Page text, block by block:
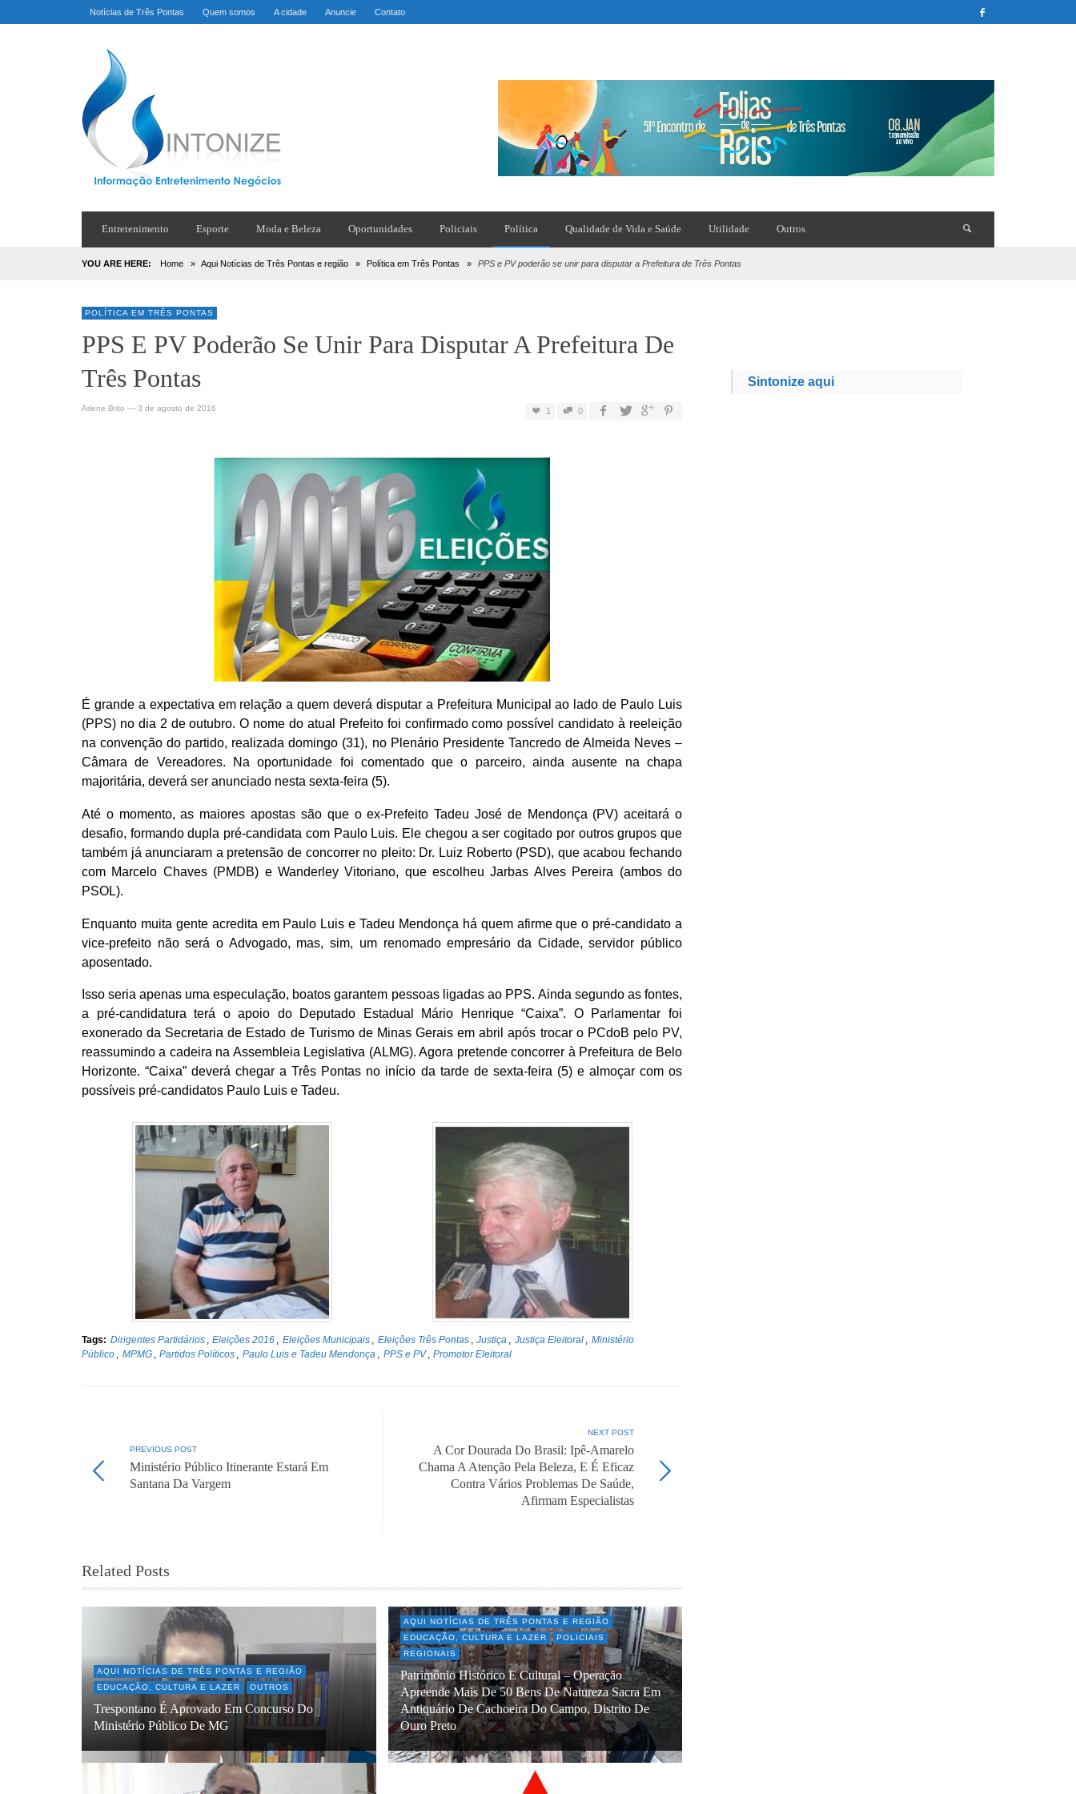
Notícias de Três Pontas Quem somos A cidade Anuncie Contato
Entretenimento Esporte Moda e Beleza Oportunidades Policiais Política Qualidade de Vida e Saúde Utilidade Outros
YOU ARE HERE: Home » Aqui Notícias de Três Pontas e região » Política em Três Pontas » PPS e PV poderão se unir para disputar a Prefeitura de Três Pontas
POLÍTICA EM TRÊS PONTAS
PPS E PV Poderão Se Unir Para Disputar A Prefeitura De
Três Pontas
Arlene Brito — 3 de agosto de 2016 1 0
É grande a expectativa em relação a quem deverá disputar a Prefeitura Municipal ao lado de Paulo Luis
(PPS) no dia 2 de outubro. O nome do atual Prefeito foi confirmado como possível candidato à reeleição
na convenção do partido, realizada domingo (31), no Plenário Presidente Tancredo de Almeida Neves –
Câmara de Vereadores. Na oportunidade foi comentado que o parceiro, ainda ausente na chapa
majoritária, deverá ser anunciado nesta sexta-feira (5).
Até o momento, as maiores apostas são que o ex-Prefeito Tadeu José de Mendonça (PV) aceitará o
desafio, formando dupla pré-candidata com Paulo Luis. Ele chegou a ser cogitado por outros grupos que
também já anunciaram a pretensão de concorrer no pleito: Dr. Luiz Roberto (PSD), que acabou fechando
com Marcelo Chaves (PMDB) e Wanderley Vitoriano, que escolheu Jarbas Alves Pereira (ambos do
PSOL).
Enquanto muita gente acredita em Paulo Luis e Tadeu Mendonça há quem afirme que o pré-candidato a
vice-prefeito não será o Advogado, mas, sim, um renomado empresário da Cidade, servidor público
aposentado.
Isso seria apenas uma especulação, boatos garantem pessoas ligadas ao PPS. Ainda segundo as fontes,
a pré-candidatura terá o apoio do Deputado Estadual Mário Henrique “Caixa”. O Parlamentar foi
exonerado da Secretaria de Estado de Turismo de Minas Gerais em abril após trocar o PCdoB pelo PV,
reassumindo a cadeira na Assembleia Legislativa (ALMG). Agora pretende concorrer à Prefeitura de Belo
Horizonte. “Caixa” deverá chegar a Três Pontas no início da tarde de sexta-feira (5) e almoçar com os
possíveis pré-candidatos Paulo Luis e Tadeu.
Tags: Dirigentes Partidários Eleições 2016 Eleições Municipais Eleições Três Pontas Justiça Justiça Eleitoral
Ministério
Público
MPMG Partidos Políticos Paulo Luis e Tadeu Mendonça PPS e PV Promotor Eleitoral
PREVIOUS POST
Ministério Público Itinerante Estará Em
Santana Da Vargem
NEXT POST
A Cor Dourada Do Brasil: Ipê-Amarelo
Chama A Atenção Pela Beleza, E É Eficaz
Contra Vários Problemas De Saúde,
Afirmam Especialistas
Related Posts
AQUI NOTÍCIAS DE TRÊS PONTAS E REGIÃO
EDUCAÇÃO, CULTURA E LAZER
OUTROS
Trespontano É Aprovado Em Concurso Do
Ministério Público De MG
AQUI NOTÍCIAS DE TRÊS PONTAS E REGIÃO
EDUCAÇÃO, CULTURA E LAZER
POLICIAIS
REGIONAIS
Patrimônio Histórico E Cultural – Operação
Apreende Mais De 50 Bens De Natureza Sacra Em
Antiquário De Cachoeira Do Campo, Distrito De
Ouro Preto
Sintonize aqui